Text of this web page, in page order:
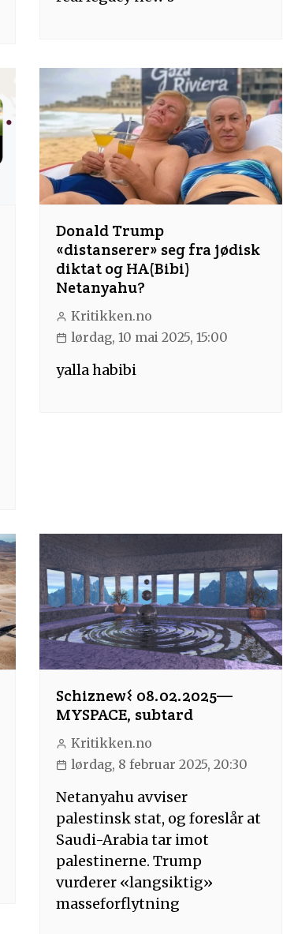
Donald Trump
«distanserer» seg fra jødisk
diktat og HA(Bibi)
Netanyahu?
Kritikken.no
lørdag, 10 mai 2025, 15:00
yalla habibi
Schiznew𐌔 08.02.2025—
MYSPACE, subtard
Kritikken.no
lørdag, 8 februar 2025, 20:30
Netanyahu avviser
palestinsk stat, og foreslår at
Saudi-Arabia tar imot
palestinerne. Trump
vurderer «langsiktig»
masseforflytning